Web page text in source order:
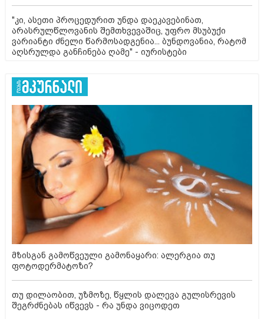
"კი, ასეთი პროცედურით უნდა დაეკავებინათ,
არასრულწლოვანის შემთხვევაშიც, უფრო მსუბუქი
ვარიანტი ძნელი წარმოსადგენია... ბუნდოვანია, რატომ
აღსრულდა განჩინება ღამე" - იურისტები
მზისგან გამოწვეული გამონაყარი: ალერგია თუ
ფოტოდერმატოზი?
თუ დილაობით, უზმოზე, წყლის დალევა გულისრევის
შეგრძნებას იწვევს - რა უნდა ვიცოდეთ